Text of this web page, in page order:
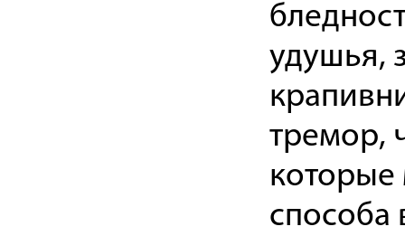
удушья,
тремор,
которые
способа